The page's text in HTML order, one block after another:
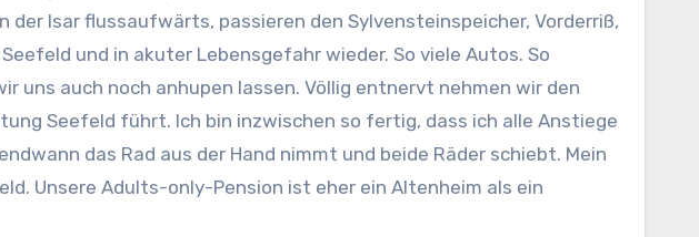
Isar flussaufwärts, passieren den Sylvensteinspeicher, Vorderriß,
und in akuter Lebensgefahr wieder. So viele Autos. So
uns auch noch anhupen lassen. Völlig entnervt nehmen wir den
Seefeld führt. Ich bin inzwischen so fertig, dass ich alle Anstiege
das Rad aus der Hand nimmt und beide Räder schiebt. Mein
Unsere Adults-only-Pension ist eher ein Altenheim als ein